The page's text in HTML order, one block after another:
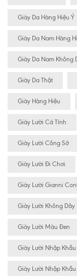
Giày Da Hàng Hiệu Ý
Giày Da Nam Hàng
Giày Da Nam Không
Giày Da Thật
Giày Hàng Hiệu
Giày Lười Cá Tính
Giày Lười Công Sở
Giày Lười Đi Chơi
Giày Lười Gianni
Giày Lười Không Dây
Giày Lười Màu Đen
Giày Lười Nhập Khẩu
Giày Lười Nhập Khẩu